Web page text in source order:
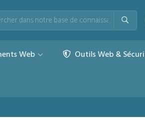
Web Outils Web &